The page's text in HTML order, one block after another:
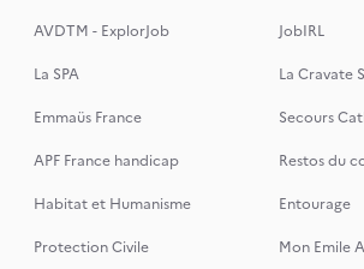
AVDTM - ExplorJob
JobIRL
La SPA
La Cravate
Emmaüs France
Secours
APF France handicap
Restos du
Habitat et Humanisme
Entourage
Protection Civile
Mon Emile